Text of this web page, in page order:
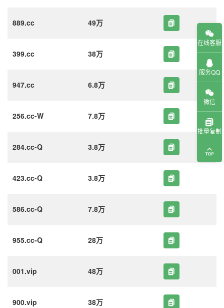
889.cc 49万
399.cc 38万
947.cc 6.8万
256.cc-W 7.8万
284.cc-Q 3.8万
423.cc-Q 3.8万
586.cc-Q 7.8万
955.cc-Q 28万
001.vip 48万
900.vip 38万
在线客服
服务QQ
微信
批量复制